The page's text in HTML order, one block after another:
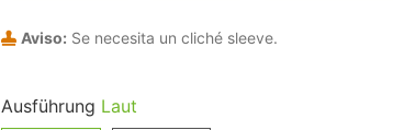
Aviso: Se necesita un cliché sleeve.
Ausführung Laut